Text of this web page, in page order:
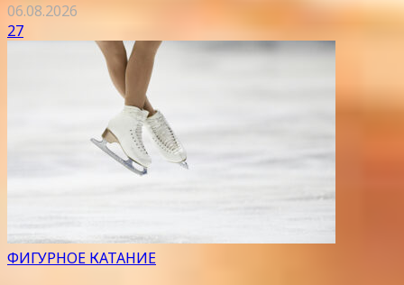
06.08.2026
27
ФИГУРНОЕ КАТАНИЕ